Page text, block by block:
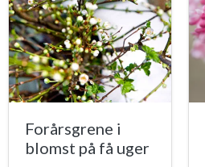
Forårsgrene i
blomst på få uger